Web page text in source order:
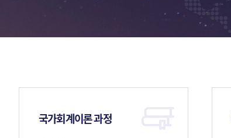
국가회계이론 과정